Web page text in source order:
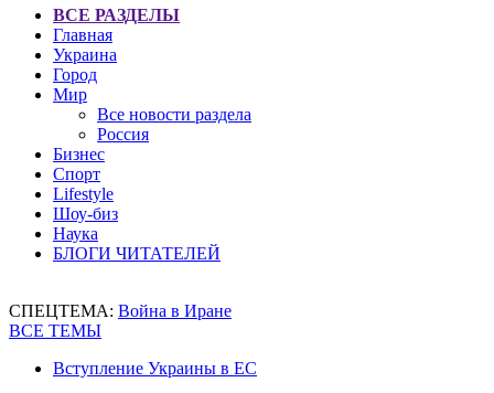
ВСЕ РАЗДЕЛЫ
Главная
Украина
Город
Мир
Все новости раздела
Россия
Бизнес
Спорт
Lifestyle
Шоу-биз
Наука
БЛОГИ ЧИТАТЕЛЕЙ
СПЕЦТЕМА: Война в Иране
ВСЕ ТЕМЫ
Вступление Украины в ЕС